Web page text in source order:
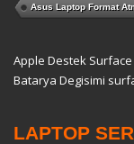
Asus Laptop Format
Apple Destek
Batarya Degisimi
LAPTOP